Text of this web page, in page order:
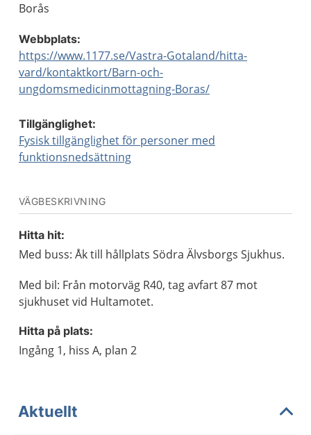
Borås
Webbplats:
https://www.1177.se/Vastra-Gotaland/hitta-
vard/kontaktkort/Barn-och-
ungdomsmedicinmottagning-Boras/
Tillgänglighet:
Fysisk tillgänglighet för personer med
funktionsnedsättning
VÄGBESKRIVNING
Hitta hit:
Med buss: Åk till hållplats Södra Älvsborgs Sjukhus.
Med bil: Från motorväg R40, tag avfart 87 mot
sjukhuset vid Hultamotet.
Hitta på plats:
Ingång 1, hiss A, plan 2
Aktuellt